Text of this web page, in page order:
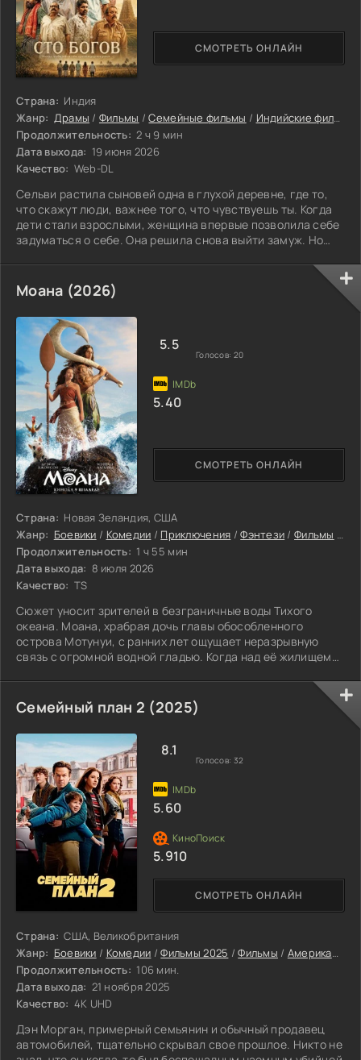
Страна: Индия
Жанр: Драмы / Фильмы /Семейные фильмы / Индийские фильмы
Продолжительность: 2 ч 9 мин
Дата выхода: 19 июня 2026
Качество: Web-DL
Сельви растила сыновей одна в глухой деревне, где то,
что скажут люди, важнее того, что чувствуешь ты. Когда
дети стали взрослыми, женщина впервые позволила себе
задуматься о себе. Она решила снова выйти замуж. Но
сыновья не хотели принимать её выбор. Сельви оказалась
на распутье: уступить и остаться в привычном кругу или
настоять на своём и рискнуть потерять всех, кто ей дорог.
Найдёт ли она в себе силы поступить так, как велит
сердце?
СМОТРЕТЬ ОНЛАЙН
Моана (2026)
Страна: Новая Зеландия, США
Жанр: Боевики / Комедии / Приключения /Фэнтези /Фильмы
Продолжительность: 1 ч 55 мин
Дата выхода: 8 июля 2026
Качество: TS
Сюжет уносит зрителей в безграничные воды Тихого
океана. Моана, храбрая дочь главы обособленного
острова Мотунуи, с ранних лет ощущает неразрывную
связь с огромной водной гладью. Когда над её жилищем
СМОТРЕТЬ ОНЛАЙН
5.5
Голосов: 20
5.40
Семейный план 2 (2025)
Страна: США, Великобритания
Жанр: Боевики / Комедии /Фильмы 2025 /Фильмы / Американские фильмы
Продолжительность: 106 мин.
Дата выхода: 21 ноября 2025
Качество: 4K UHD
Дэн Морган, примерный семьянин и обычный продавец
автомобилей, тщательно скрывал свое прошлое. Никто не
СМОТРЕТЬ ОНЛАЙН
8.1
Голосов: 32
5.60
5.910